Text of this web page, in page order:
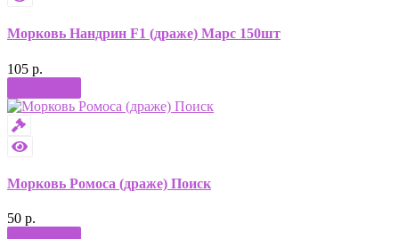
Морковь Нандрин F1 (драже) Марс 150шт
105 р.
Морковь Ромоса (драже) Поиск
50 р.